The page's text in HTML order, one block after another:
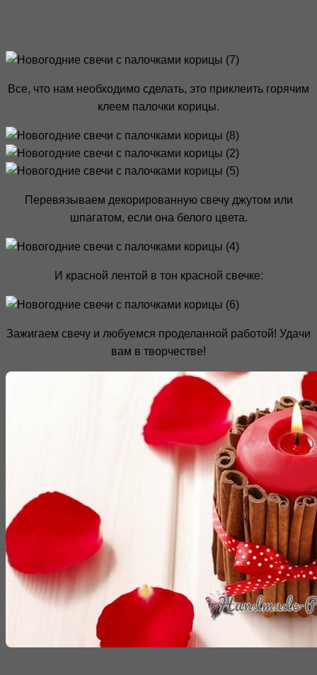
Все, что нам необходимо сделать, это приклеить горячим
клеем палочки корицы.
Перевязываем декорированную свечу джутом или
шпагатом, если она белого цвета.
И красной лентой в тон красной свечке:
Зажигаем свечу и любуемся проделанной работой! Удачи
вам в творчестве!